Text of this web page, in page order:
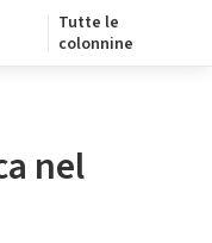
Tutte le
colonnine
nel